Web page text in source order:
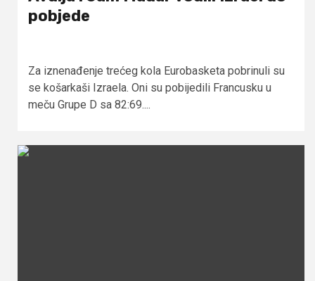
pobjede
Za iznenađenje trećeg kola Eurobasketa pobrinuli su
se košarkaši Izraela. Oni su pobijedili Francusku u
meču Grupe D sa 82:69....